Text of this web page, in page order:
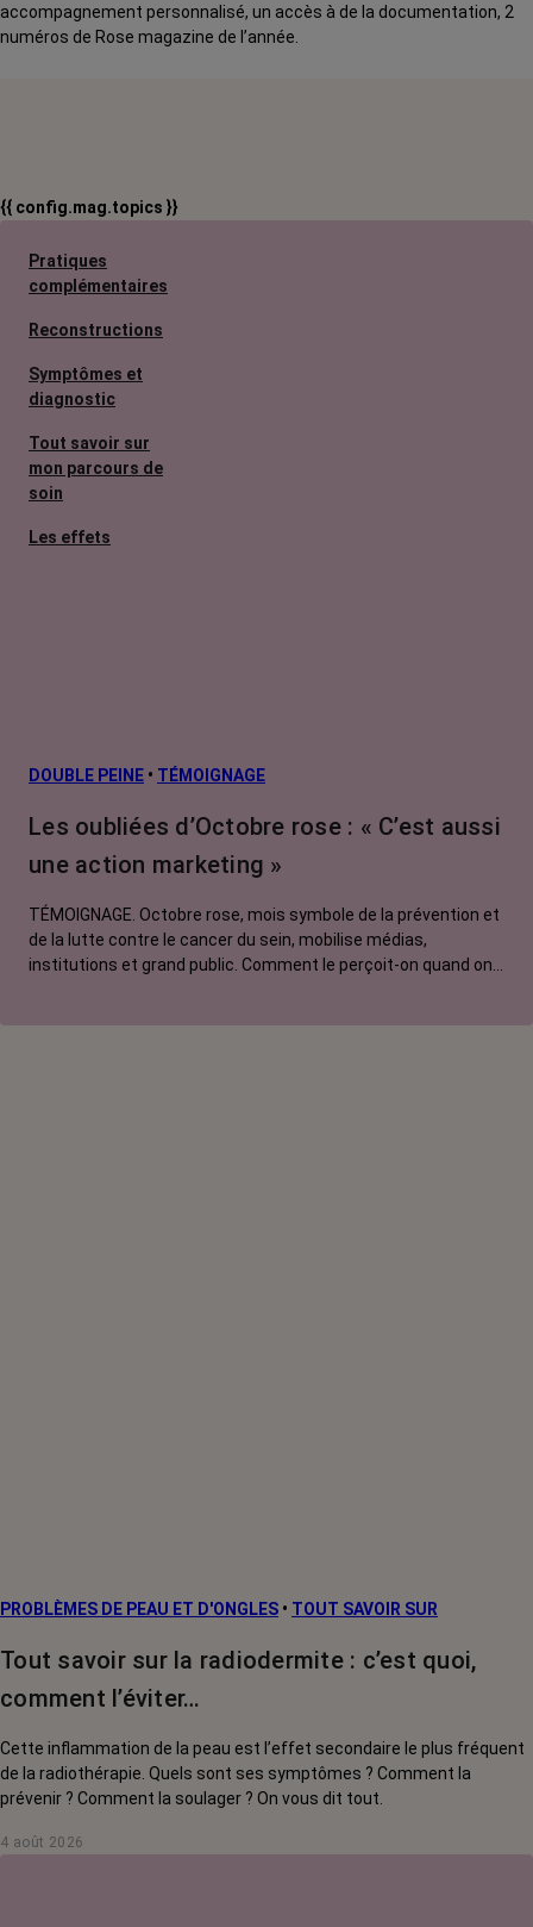
accompagnement personnalisé, un accès à de la documentation, 2
numéros de Rose magazine de l’année.
{{ config.mag.topics }}
Pratiques
complémentaires
Reconstructions
Symptômes et
diagnostic
Tout savoir sur
mon parcours de
soin
Les effets
L’après cancer
Traitements
contre le cancer
DOUBLE PEINE • TÉMOIGNAGE
Les oubliées d’Octobre rose : « C’est aussi
une action marketing »
TÉMOIGNAGE. Octobre rose, mois symbole de la prévention et
de la lutte contre le cancer du sein, mobilise médias,
institutions et grand public. Comment le perçoit-on quand on
PROBLÈMES DE PEAU ET D'ONGLES • TOUT SAVOIR SUR
Tout savoir sur la radiodermite : c’est quoi,
comment l’éviter…
Cette inflammation de la peau est l’effet secondaire le plus fréquent
de la radiothérapie. Quels sont ses symptômes ? Comment la
prévenir ? Comment la soulager ? On vous dit tout.
4 août 2026